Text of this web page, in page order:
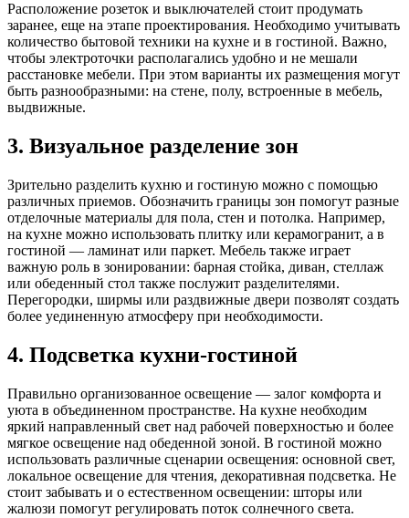
Расположение розеток и выключателей стоит продумать
заранее, еще на этапе проектирования. Необходимо учитывать
количество бытовой техники на кухне и в гостиной. Важно,
чтобы электроточки располагались удобно и не мешали
расстановке мебели. При этом варианты их размещения могут
быть разнообразными: на стене, полу, встроенные в мебель,
выдвижные.
3. Визуальное разделение зон
Зрительно разделить кухню и гостиную можно с помощью
различных приемов. Обозначить границы зон помогут разные
отделочные материалы для пола, стен и потолка. Например,
на кухне можно использовать плитку или керамогранит, а в
гостиной — ламинат или паркет. Мебель также играет
важную роль в зонировании: барная стойка, диван, стеллаж
или обеденный стол также послужит разделителями.
Перегородки, ширмы или раздвижные двери позволят создать
более уединенную атмосферу при необходимости.
4. Подсветка кухни-гостиной
Правильно организованное освещение — залог комфорта и
уюта в объединенном пространстве. На кухне необходим
яркий направленный свет над рабочей поверхностью и более
мягкое освещение над обеденной зоной. В гостиной можно
использовать различные сценарии освещения: основной свет,
локальное освещение для чтения, декоративная подсветка. Не
стоит забывать и о естественном освещении: шторы или
жалюзи помогут регулировать поток солнечного света.